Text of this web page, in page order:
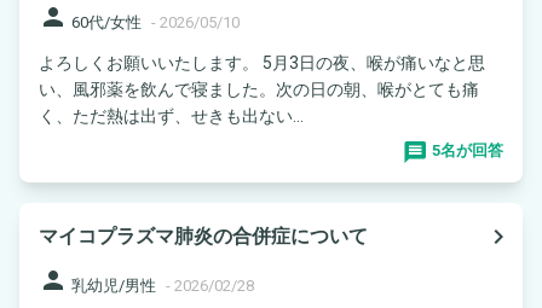
person 60代/女性 - 2026/05/10
よろしくお願いいたします。 5月3日の夜、喉が痛いなと思
い、風邪薬を飲んで寝ました。次の日の朝、喉がとても痛
く、ただ熱は出ず、せきも出ない...
5名が回答
マイコプラズマ肺炎の合併症について
navigate_next
person 乳幼児/男性 - 2026/02/28